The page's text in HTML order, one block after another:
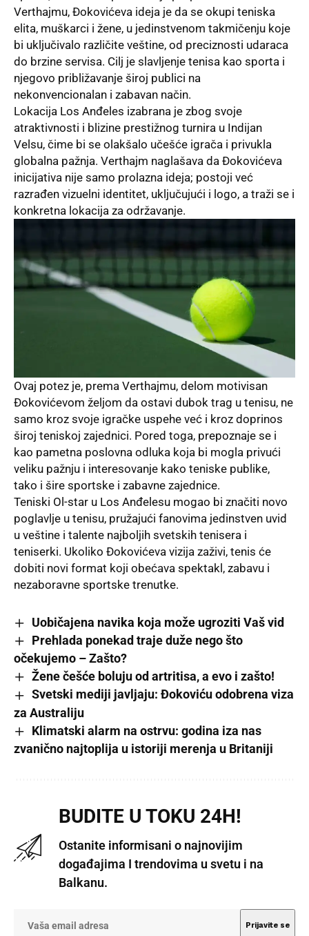
Verthajmu, Đokovićeva ideja je da se okupi teniska
elita, muškarci i žene, u jedinstvenom takmičenju koje
bi uključivalo različite veštine, od preciznosti udaraca
do brzine servisa. Cilj je slavljenje tenisa kao sporta i
njegovo približavanje široj publici na
nekonvencionalan i zabavan način.
Lokacija Los Anđeles izabrana je zbog svoje
atraktivnosti i blizine prestižnog turnira u Indijan
Velsu, čime bi se olakšalo učešće igrača i privukla
globalna pažnja. Verthajm naglašava da Đokovićeva
inicijativa nije samo prolazna ideja; postoji već
razrađen vizuelni identitet, uključujući i logo, a traži se i
konkretna lokacija za održavanje.
Ovaj potez je, prema Verthajmu, delom motivisan
Đokovićevom željom da ostavi dubok trag u tenisu, ne
samo kroz svoje igračke uspehe već i kroz doprinos
široj teniskoj zajednici. Pored toga, prepoznaje se i
kao pametna poslovna odluka koja bi mogla privući
veliku pažnju i interesovanje kako teniske publike,
tako i šire sportske i zabavne zajednice.
Teniski Ol-star u Los Anđelesu mogao bi značiti novo
poglavlje u tenisu, pružajući fanovima jedinstven uvid
u veštine i talente najboljih svetskih tenisera i
teniserki. Ukoliko Đokovićeva vizija zaživi, tenis će
dobiti novi format koji obećava spektakl, zabavu i
nezaboravne sportske trenutke.
Uobičajena navika koja može ugroziti Vaš vid
Prehlada ponekad traje duže nego što
očekujemo – Zašto?
Žene češće boluju od artritisa, a evo i zašto!
Svetski mediji javljaju: Ðokoviću odobrena viza
za Australiju
Klimatski alarm na ostrvu: godina iza nas
zvanično najtoplija u istoriji merenja u Britaniji
BUDITE U TOKU 24H!
Ostanite informisani o najnovijim
događajima I trendovima u svetu i na
Balkanu.